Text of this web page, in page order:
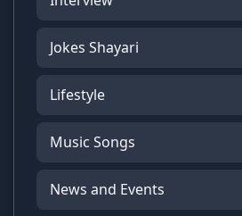
Jokes Shayari
Lifestyle
Music Songs
News and Events